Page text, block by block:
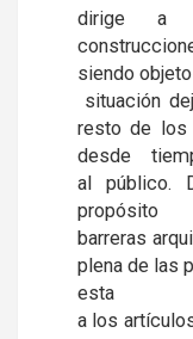
dirige a
siendo
situación
resto de los
desde
al público.
barreras
plena de las
esta
a los